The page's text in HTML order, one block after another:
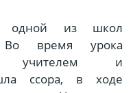
одной из школ
Во время урока
учителем и
ссора, в ходе